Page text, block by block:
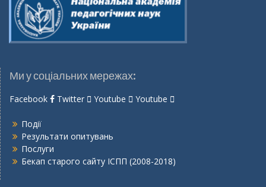
Ми у соціальних мережах:
Facebook Twitter Youtube Youtube
Події
Результати опитувань
Послуги
Бекап старого сайту ІСПП (2008-2018)